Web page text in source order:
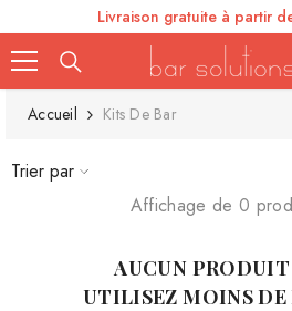
SE RENDRE AU CONTENU
Livraison gratuite à partir
Accueil Kits De Bar
Trier par
Affichage de 0
AUCUN
UTILISEZ MOINS DE